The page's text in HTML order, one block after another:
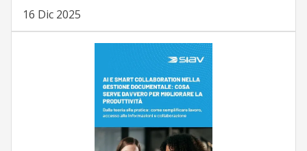
16 Dic 2025